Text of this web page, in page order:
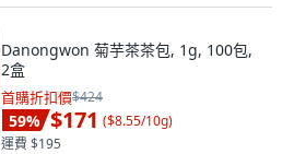
Danongwon 菊芋茶茶包, 1g, 100包,
2盒
首購折扣價$424
59% $171 ($8.55/10g)
運費 $195